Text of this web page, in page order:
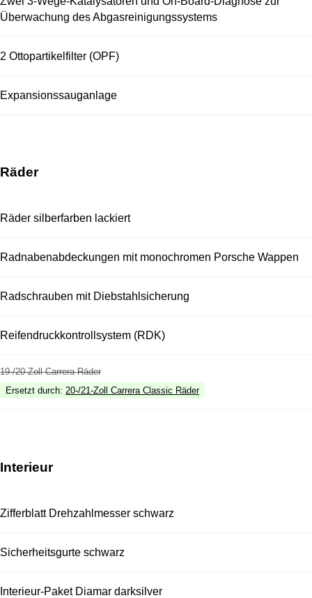
Überwachung des Abgasreinigungssystems
2 Ottopartikelfilter (OPF)
Expansionssauganlage
Räder
Räder silberfarben lackiert
Radnabenabdeckungen mit monochromen Porsche Wappen
Radschrauben mit Diebstahlsicherung
Reifendruckkontrollsystem (RDK)
19-/20-Zoll Carrera Räder
Ersetzt durch: 20-/21-Zoll Carrera Classic Räder
Interieur
Zifferblatt Drehzahlmesser schwarz
Sicherheitsgurte schwarz
Interieur-Paket Diamar darksilver